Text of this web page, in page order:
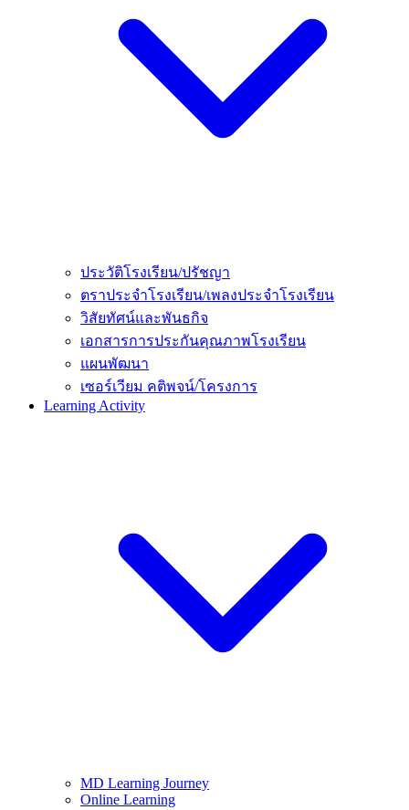
ประวัติโรงเรียน/ปรัชญา
ตราประจำโรงเรียน/เพลงประจำโรงเรียน
วิสัยทัศน์และพันธกิจ
เอกสารการประกันคุณภาพโรงเรียน
แผนพัฒนา
เซอร์เวียม คติพจน์/โครงการ
Learning Activity
MD Learning Journey
Online Learning